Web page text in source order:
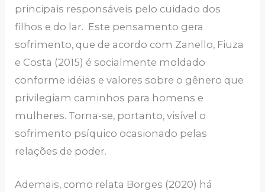
principais responsáveis pelo cuidado dos
filhos e do lar. Este pensamento gera
sofrimento, que de acordo com Zanello, Fiuza
e Costa (2015) é socialmente moldado
conforme idéias e valores sobre o gênero que
privilegiam caminhos para homens e
mulheres. Torna-se, portanto, visível o
sofrimento psíquico ocasionado pelas
relações de poder.
Ademais, como relata Borges (2020) há